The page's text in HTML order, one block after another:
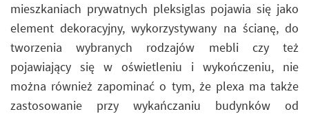
mieszkaniach prywatnych pleksiglas pojawia się jako
element dekoracyjny, wykorzystywany na ścianę, do
tworzenia wybranych rodzajów mebli czy też
pojawiający się w oświetleniu i wykończeniu, nie
można również zapominać o tym, że plexa ma także
zastosowanie przy wykańczaniu budynków od